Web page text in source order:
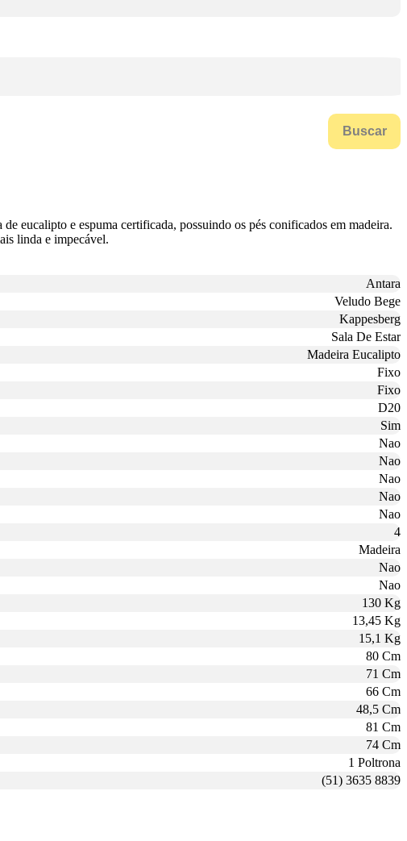
Buscar
eucalipto e espuma certificada, possuindo os pés conificados em madeira.
linda e impecável.
Antara
Veludo Bege
Kappesberg
Sala De Estar
Madeira Eucalipto
Fixo
Fixo
D20
Sim
Nao
Nao
Nao
Nao
Nao
4
Madeira
Nao
Nao
130 Kg
13,45 Kg
15,1 Kg
80 Cm
71 Cm
66 Cm
48,5 Cm
81 Cm
74 Cm
1 Poltrona
(51) 3635 8839